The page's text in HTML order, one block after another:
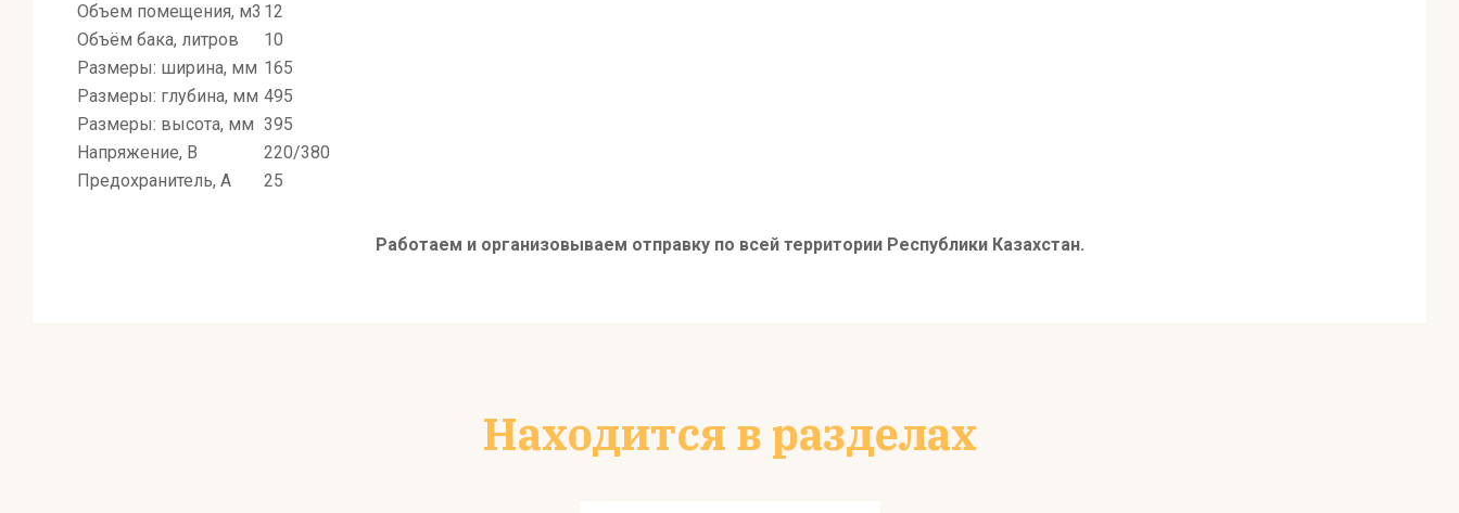
Объем помещения, м3 12
Объём бака, литров
10
Размеры: ширина, мм 165
Размеры: глубина, мм 495
Размеры: высота, мм 395
Напряжение, В
220/380
Предохранитель, А
25
Работаем и организовываем отправку по всей территории Республики Казахстан.
Находится в разделах